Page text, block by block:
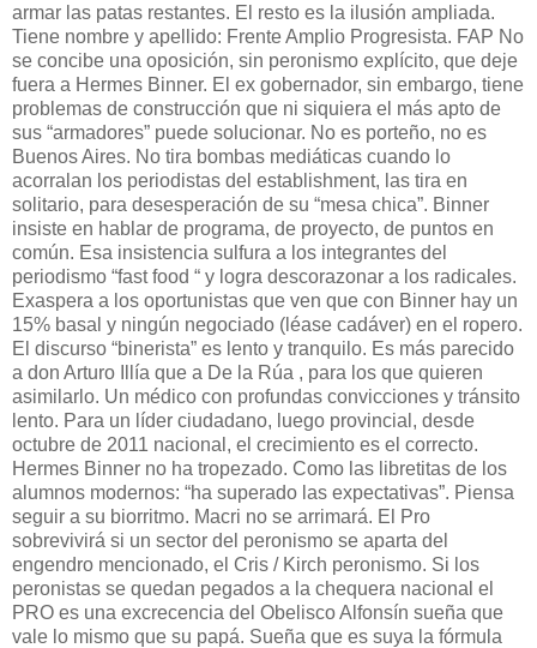
armar las patas restantes. El resto es la ilusión ampliada.
Tiene nombre y apellido: Frente Amplio Progresista. FAP No
se concibe una oposición, sin peronismo explícito, que deje
fuera a Hermes Binner. El ex gobernador, sin embargo, tiene
problemas de construcción que ni siquiera el más apto de
sus “armadores” puede solucionar. No es porteño, no es
Buenos Aires. No tira bombas mediáticas cuando lo
acorralan los periodistas del establishment, las tira en
solitario, para desesperación de su “mesa chica”. Binner
insiste en hablar de programa, de proyecto, de puntos en
común. Esa insistencia sulfura a los integrantes del
periodismo “fast food “ y logra descorazonar a los radicales.
Exaspera a los oportunistas que ven que con Binner hay un
15% basal y ningún negociado (léase cadáver) en el ropero.
El discurso “binerista” es lento y tranquilo. Es más parecido
a don Arturo Illía que a De la Rúa , para los que quieren
asimilarlo. Un médico con profundas convicciones y tránsito
lento. Para un líder ciudadano, luego provincial, desde
octubre de 2011 nacional, el crecimiento es el correcto.
Hermes Binner no ha tropezado. Como las libretitas de los
alumnos modernos: “ha superado las expectativas”. Piensa
seguir a su biorritmo. Macri no se arrimará. El Pro
sobrevivirá si un sector del peronismo se aparta del
engendro mencionado, el Cris / Kirch peronismo. Si los
peronistas se quedan pegados a la chequera nacional el
PRO es una excrecencia del Obelisco Alfonsín sueña que
vale lo mismo que su papá. Sueña que es suya la fórmula